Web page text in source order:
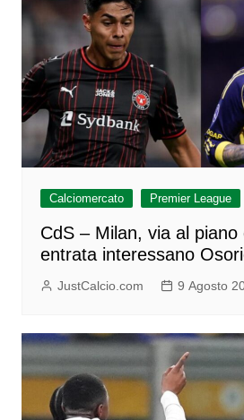
Calciomercato Premier League
CdS – Milan, via al piano
entrata interessano
JustCalcio.com 9 Agosto